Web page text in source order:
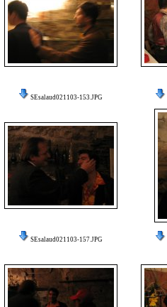
SEsalaud021103-153.JPG
SEsalaud021103-157.JPG